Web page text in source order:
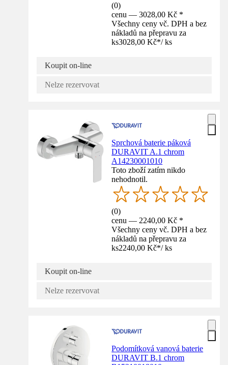
(0)
cenu — 3028,00 Kč *
Všechny ceny vč. DPH a bez
nákladů na přepravu za
ks3028,00 Kč*/ ks
Koupit on-line
Nelze rezervovat
Sprchová baterie páková
DURAVIT A.1 chrom
A14230001010
Toto zboží zatím nikdo
nehodnotil.
(0)
cenu — 2240,00 Kč *
Všechny ceny vč. DPH a bez
nákladů na přepravu za
ks2240,00 Kč*/ ks
Koupit on-line
Nelze rezervovat
Podomítková vanová baterie
DURAVIT B.1 chrom